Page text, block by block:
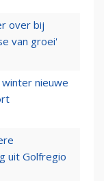
over bij
van groei'
nieuwe
uit Golfregio